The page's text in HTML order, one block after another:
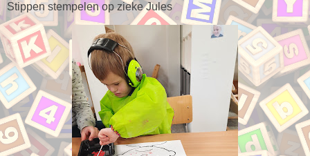
Stippen stempelen op zieke Jules